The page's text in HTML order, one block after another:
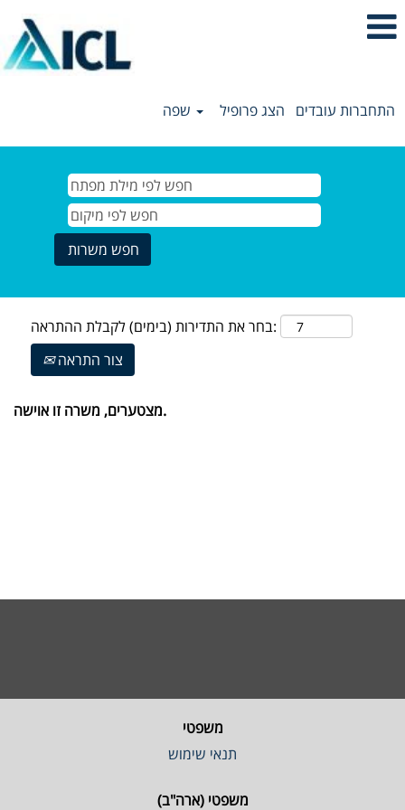
הצג פרופיל התחברות עובדים
בחר את התדירות (בימים) לקבלת ההתראה:
צור התראה
מצטערים, משרה זו אוישה.
משפטי
תנאי שימוש
משפטי (ארה"ב)